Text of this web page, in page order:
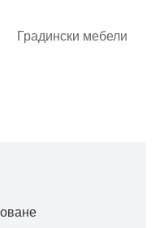
Градински мебели